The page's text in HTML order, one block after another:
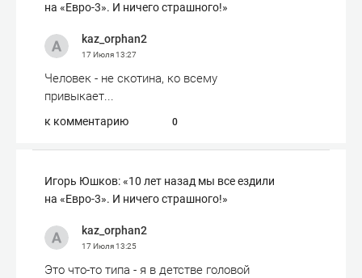
на «Евро-3». И ничего страшного!»
kaz_orphan2
17 Июля13:27
Человек - не скотина, ко всему
привыкает...
к комментарию 0
Игорь Юшков: «10 лет назад мы все ездили
на «Евро-3». И ничего страшного!»
kaz_orphan2
17 Июля13:25
Это что-то типа - я в детстве головой